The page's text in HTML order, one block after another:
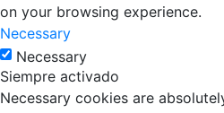
on your browsing experience.
Necessary
Necessary
Siempre activado
Necessary cookies are